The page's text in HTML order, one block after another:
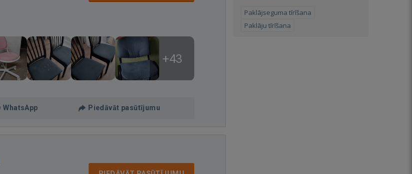
+43
WhatsApp Piedāvāt pasūtījumu
Paklājseguma tīrīšana
Paklāju tīrīšana